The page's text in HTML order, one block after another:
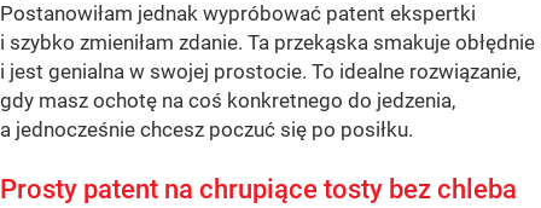
Postanowiłam jednak wypróbować patent ekspertki
i szybko zmieniłam zdanie. Ta przekąska smakuje obłędnie
i jest genialna w swojej prostocie. To idealne rozwiązanie,
gdy masz ochotę na coś konkretnego do jedzenia,
a jednocześnie chcesz poczuć się po posiłku.
Prosty patent na chrupiące tosty bez chleba